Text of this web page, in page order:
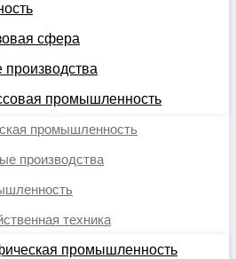
сфера
промышленность
промышленность
производства
техника
промышленность